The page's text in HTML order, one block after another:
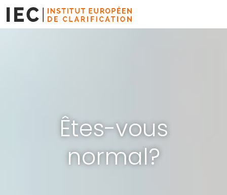
Aller
au
contenu
Êtes-vous
normal?